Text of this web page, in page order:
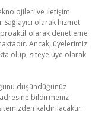
ve İletişim
olarak hizmet
olarak denetleme
Ancak, üyelerimiz
olup, siteye üye olarak
düşündüğünüz
adresine bildirmeniz
kaldırılacaktır.